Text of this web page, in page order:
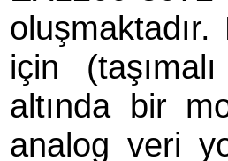
için
altında bir
analog veri